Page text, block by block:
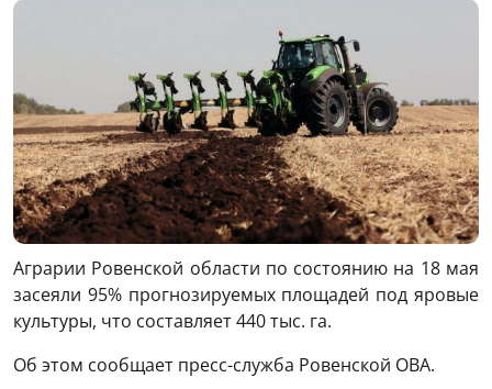
Аграрии Ровенской области по состоянию на 18 мая
засеяли 95% прогнозируемых площадей под яровые
культуры, что составляет 440 тыс. га.
Об этом сообщает пресс-служба Ровенской ОВА.